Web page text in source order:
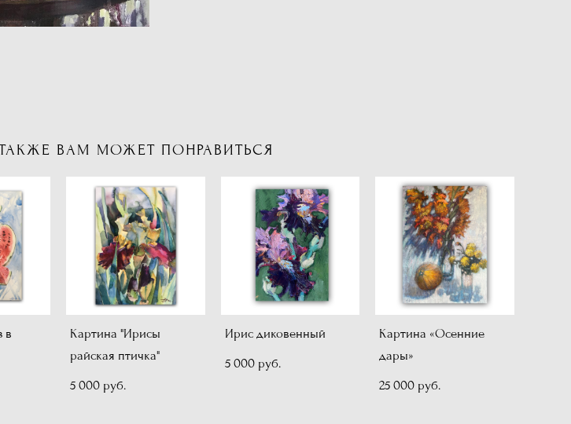
ВАМ МОЖЕТ ПОНРАВИТЬСЯ
в
Картина "Ирисы
райская птичка"
5 000 pуб.
Ирис диковенный
5 000 pуб.
Картина «Осенние
дары»
25 000 pуб.